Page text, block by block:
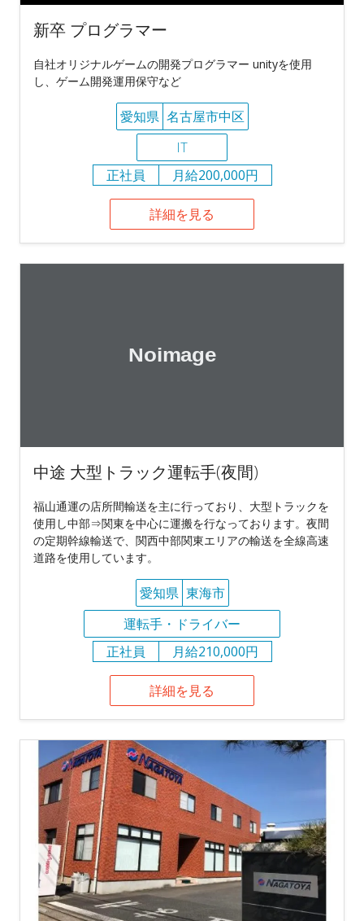
新卒 プログラマー
自社オリジナルゲームの開発プログラマー unityを使用
し、ゲーム開発運用保守など
愛知県 名古屋市中区
IT
正社員
月給200,000円
詳細を見る
中途 大型トラック運転手(夜間)
福山通運の店所間輸送を主に行っており、大型トラックを
使用し中部⇒関東を中心に運搬を行なっております。夜間
の定期幹線輸送で、関西中部関東エリアの輸送を全線高速
道路を使用しています。
愛知県 東海市
運転手・ドライバー
正社員
月給210,000円
詳細を見る